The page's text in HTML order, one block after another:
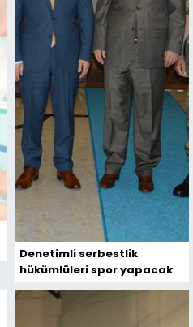
Denetimli serbestlik
hükümlüleri spor yapacak